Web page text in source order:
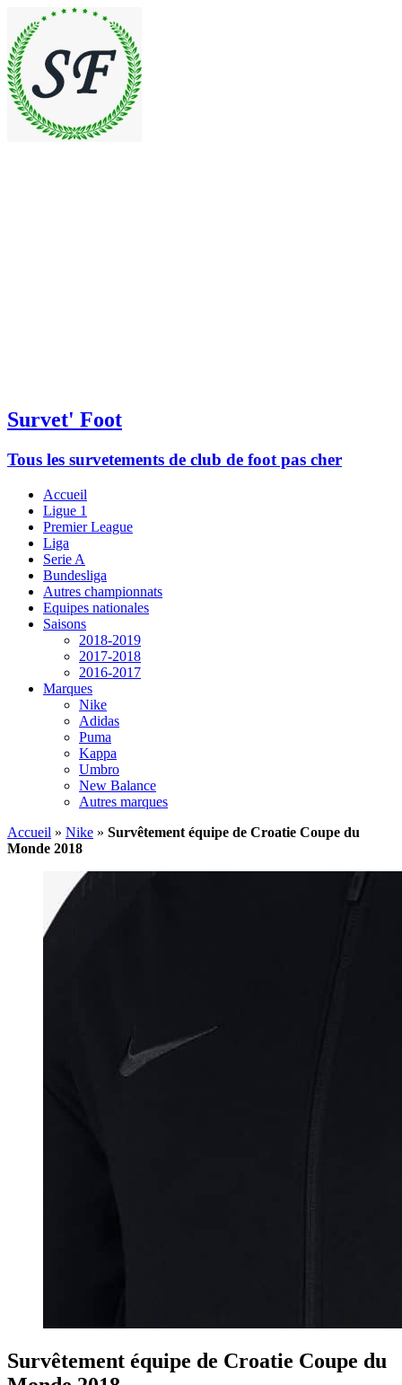
Survet' Foot
Tous les survetements de club de foot pas cher
Accueil
Ligue 1
Premier League
Liga
Serie A
Bundesliga
Autres championnats
Equipes nationales
Saisons
2018-2019
2017-2018
2016-2017
Marques
Nike
Adidas
Puma
Kappa
Umbro
New Balance
Autres marques
Accueil » Nike » Survêtement équipe de Croatie Coupe du
Monde 2018
Survêtement équipe de Croatie Coupe du